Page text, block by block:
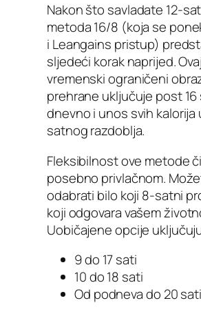
Nakon što savladate 12-
metoda 16/8 (koja se
i Leangains pristup)
sljedeći korak naprijed. Ovaj
vremenski ograničeni
prehrane uključuje post 16
dnevno i unos svih kalorija
satnog razdoblja.
Fleksibilnost ove metode
posebno privlačnom.
odabrati bilo koji 8-satni
koji odgovara vašem
Uobičajene opcije
9 do 17 sati
10 do 18 sati
Od podneva do 20 sati